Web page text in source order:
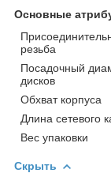
Основные
резьба
Посадочный
дисков
Обхват корпуса
Длина сетевого
Вес упаковки
Скрыть